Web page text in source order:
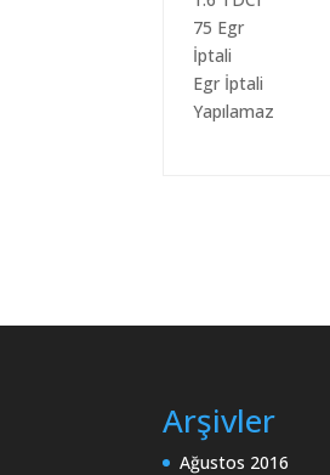
Egr İptali
Yapılamaz
Arşivler
Ağustos 2016